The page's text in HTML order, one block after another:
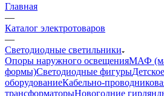
Главная
—
Каталог электротоваров
—
Светодиодные светильники
Опоры наружного освещенияМАФ
формы)Светодиодные фигуры
оборудованиеКабельно-
трансформаторыНовогодние